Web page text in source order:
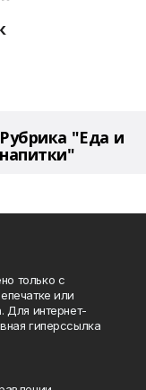
Рубрика "Еда и
напитки"
только с
или
Для интернет-
гиперссылка